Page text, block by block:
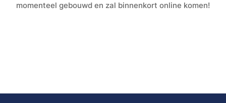
momenteel gebouwd en zal binnenkort online komen!